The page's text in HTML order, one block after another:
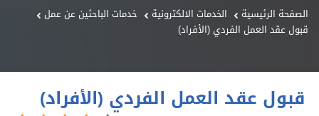
الصفحة الرئيسية الخدمات الالكترونية
خدمات الباحثين عن عمل
قبول عقد العمل الفردي (الأفراد)
قبول عقد العمل الفردي (الأفراد)